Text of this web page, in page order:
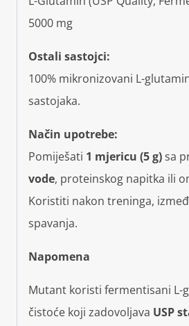
5000 mg
Ostali sastojci:
100% mikronizovani L-
sastojaka.
Način upotrebe:
Pomiješati 1 mjericu (5 g) sa
vode, proteinskog napitka ili
Koristiti nakon treninga,
spavanja.
Napomena
Mutant koristi fermentisani L-
čistoće koji zadovoljava USP